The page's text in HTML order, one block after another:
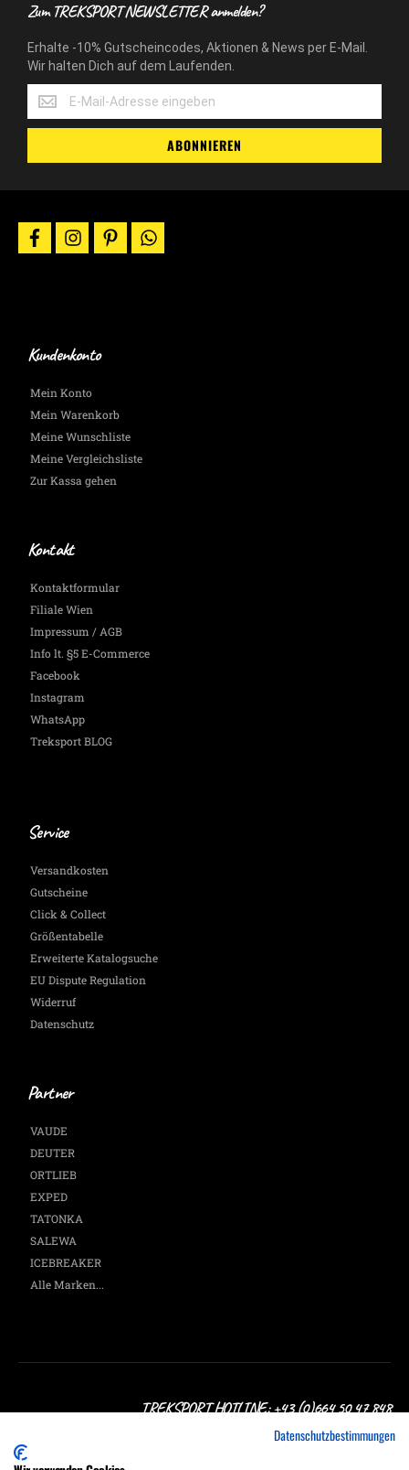
Zum TREKSPORT NEWSLETTER anmelden?
Erhalte -10% Gutscheincodes, Aktionen & News per E-Mail.
Wir halten Dich auf dem Laufenden.
Erhalte
-10%
Gutscheincodes,
&
E-
Mail.
Wir
Laufenden.
ABONNIEREN
facebookinstagrampinterestwhatsapp
Kundenkonto
Mein Konto
Mein Warenkorb
Meine Wunschliste
Meine Vergleichsliste
Zur Kassa gehen
Kontakt
Kontaktformular
Filiale Wien
Impressum / AGB
Info lt. §5 E-Commerce
Facebook
Instagram
WhatsApp
Treksport BLOG
Service
Versandkosten
Gutscheine
Click & Collect
Größentabelle
Erweiterte Katalogsuche
EU Dispute Regulation
Widerruf
Datenschutz
Partner
VAUDE
DEUTER
ORTLIEB
EXPED
TATONKA
SALEWA
ICEBREAKER
Alle Marken...
TREKSPORT HOTLINE: +43 (0)664 50 47 848
Datenschutzbestimmungen